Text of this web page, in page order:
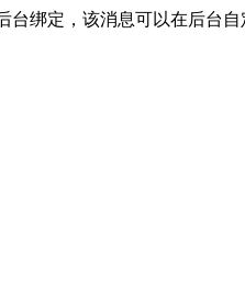
台绑定，该消息可以在后台自